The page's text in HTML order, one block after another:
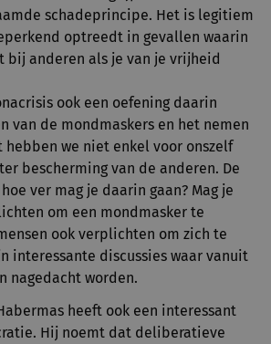
schadeprincipe. Het is legitiem
optreedt in gevallen waarin
bij anderen als je van je vrijheid
ook een oefening daarin
van de mondmaskers en het nemen
hebben we niet enkel voor onszelf
bescherming van de anderen. De
ver mag je daarin gaan? Mag je
om een mondmasker te
ook verplichten om zich te
interessante discussies waar vanuit
nagedacht worden.
heeft ook een interessant
Hij noemt dat deliberatieve